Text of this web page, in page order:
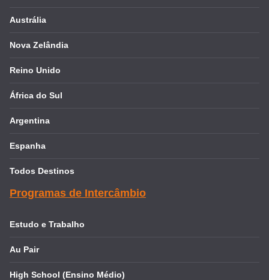
Austrália
Nova Zelândia
Reino Unido
África do Sul
Argentina
Espanha
Todos Destinos
Programas de Intercâmbio
Estudo e Trabalho
Au Pair
High School (Ensino Médio)